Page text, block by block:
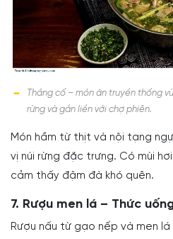
Thắng cố – món ăn truyền thống
rừng và gắn liền với chợ phiên.
Món hầm từ thịt và nội tạng
vị núi rừng đặc trưng. Có mùi
cảm thấy đậm đà khó quên.
7. Rượu men lá – Thức
Rượu nấu từ gạo nếp và men